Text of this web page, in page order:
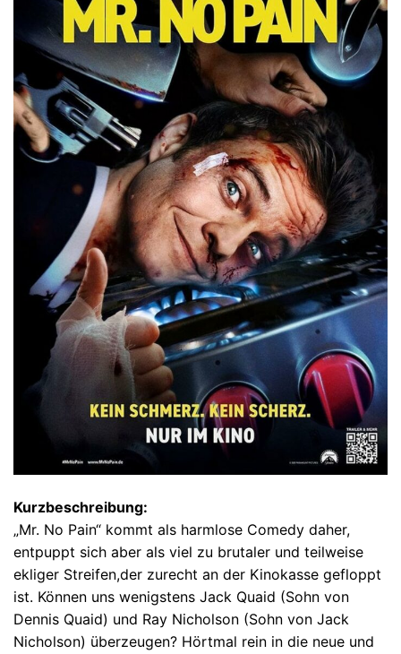
Kurzbeschreibung:
„Mr. No Pain“ kommt als harmlose Comedy daher,
entpuppt sich aber als viel zu brutaler und teilweise
ekliger Streifen,der zurecht an der Kinokasse gefloppt
ist. Können uns wenigstens Jack Quaid (Sohn von
Dennis Quaid) und Ray Nicholson (Sohn von Jack
Nicholson) überzeugen? Hörtmal rein in die neue und